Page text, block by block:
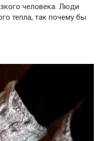
человека. Люди
тепла, так почему бы